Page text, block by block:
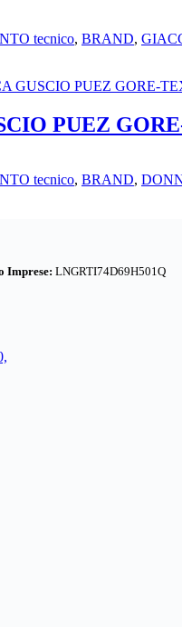
tecnico, BRAND,
PUEZ
tecnico, BRAND,
Imprese: LNGRTI74D69H501Q